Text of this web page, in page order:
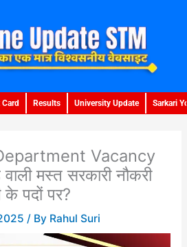
Results University Update Sarkari
Vacancy
मस्त सरकारी नौकरी
के पदों पर?
/ By Rahul Suri